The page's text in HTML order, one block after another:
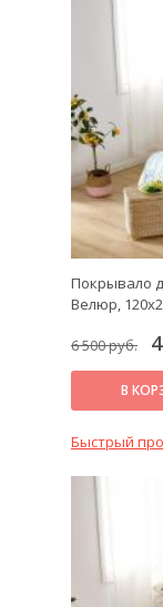
Покрывало
Велюр,
6 500 руб.
В
Быстрый